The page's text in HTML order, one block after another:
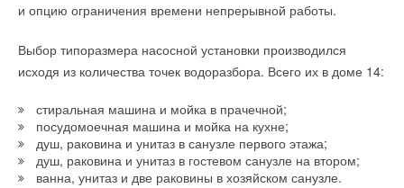
и опцию ограничения времени непрерывной работы.
Выбор типоразмера насосной установки производился
исходя из количества точек водоразбора. Всего их в доме 14:
стиральная машина и мойка в прачечной;
посудомоечная машина и мойка на кухне;
душ, раковина и унитаз в санузле первого этажа;
душ, раковина и унитаз в гостевом санузле на втором;
ванна, унитаз и две раковины в хозяйском санузле.